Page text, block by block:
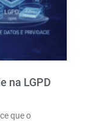
na LGPD
que o